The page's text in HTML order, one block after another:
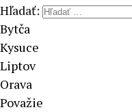
Hľadať:
Bytča
Kysuce
Liptov
Orava
Považie